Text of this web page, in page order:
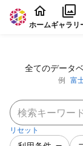
本文に飛ぶ
ホームギャラリ
全てのデータ
例 富
リセット